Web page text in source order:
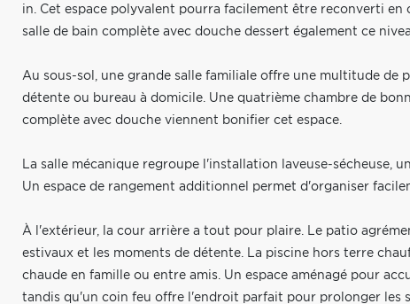
in. Cet espace polyvalent pourra facilement être reconverti
salle de bain complète avec douche dessert également ce
Au sous-sol, une grande salle familiale offre une multitude de
détente ou bureau à domicile. Une quatrième chambre de
complète avec douche viennent bonifier cet espace.
La salle mécanique regroupe l'installation laveuse-sécheuse,
Un espace de rangement additionnel permet d'organiser
À l'extérieur, la cour arrière a tout pour plaire. Le patio
estivaux et les moments de détente. La piscine hors terre
chaude en famille ou entre amis. Un espace aménagé pour
tandis qu'un coin feu offre l'endroit parfait pour prolonger les